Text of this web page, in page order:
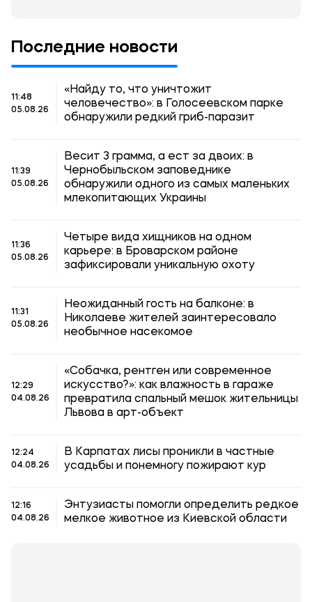
Последние новости
11:48
05.08.26
«Найду то, что уничтожит
человечество»: в Голосеевском парке
обнаружили редкий гриб-паразит
11:39
05.08.26
Весит 3 грамма, а ест за двоих: в
Чернобыльском заповеднике
обнаружили одного из самых маленьких
млекопитающих Украины
11:36
05.08.26
Четыре вида хищников на одном
карьере: в Броварском районе
зафиксировали уникальную охоту
11:31
05.08.26
Неожиданный гость на балконе: в
Николаеве жителей заинтересовало
необычное насекомое
12:29
04.08.26
«Собачка, рентген или современное
искусство?»: как влажность в гараже
превратила спальный мешок жительницы
Львова в арт-объект
12:24
04.08.26
В Карпатах лисы проникли в частные
усадьбы и понемногу пожирают кур
12:16
04.08.26
Энтузиасты помогли определить редкое
мелкое животное из Киевской области